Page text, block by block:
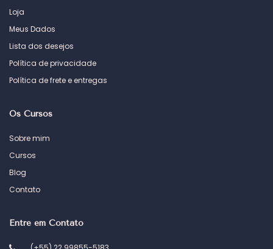
Loja
Meus Dados
Lista dos desejos
Política de privacidade
Política de frete e entregas
Os Cursos
Sobre mim
Cursos
Blog
Contato
Entre em Contato